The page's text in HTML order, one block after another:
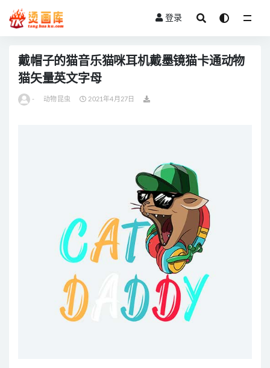
登录
戴帽子的猫音乐猫咪耳机戴墨镜猫卡通动物
猫矢量英文字母
- 动物昆虫 2021年4月27日